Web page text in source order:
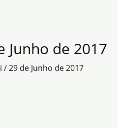
Junho de 2017
/29 de Junho de 2017